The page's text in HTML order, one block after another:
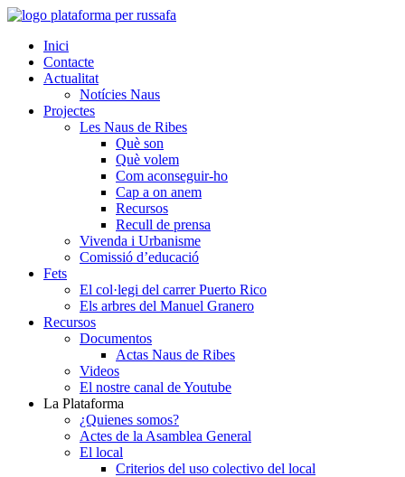
Inici
Contacte
Actualitat
Notícies Naus
Projectes
Les Naus de Ribes
Què son
Què volem
Com aconseguir-ho
Cap a on anem
Recursos
Recull de prensa
Vivenda i Urbanisme
Comissió d’educació
Fets
El col·legi del carrer Puerto Rico
Els arbres del Manuel Granero
Recursos
Documentos
Actas Naus de Ribes
Videos
El nostre canal de Youtube
La Plataforma
¿Quienes somos?
Actes de la Asamblea General
El local
Criterios del uso colectivo del local